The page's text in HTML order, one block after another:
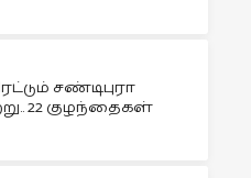
சண்டிபுரா
22 குழந்தைகள்